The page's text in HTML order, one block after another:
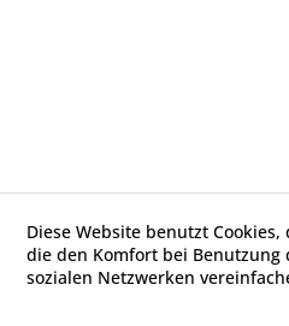
Diese Website benutzt
die den Komfort bei
sozialen Netzwerken